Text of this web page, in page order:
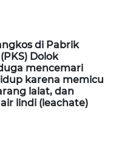
di Pabrik
Dolok
mencemari
karena memicu
lalat, dan
lindi (leachate)